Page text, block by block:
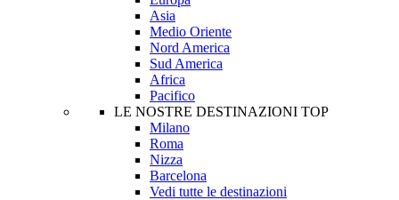
Asia
Medio Oriente
Nord America
Sud America
Africa
Pacifico
LE NOSTRE DESTINAZIONI TOP
Milano
Roma
Nizza
Barcelona
Vedi tutte le destinazioni